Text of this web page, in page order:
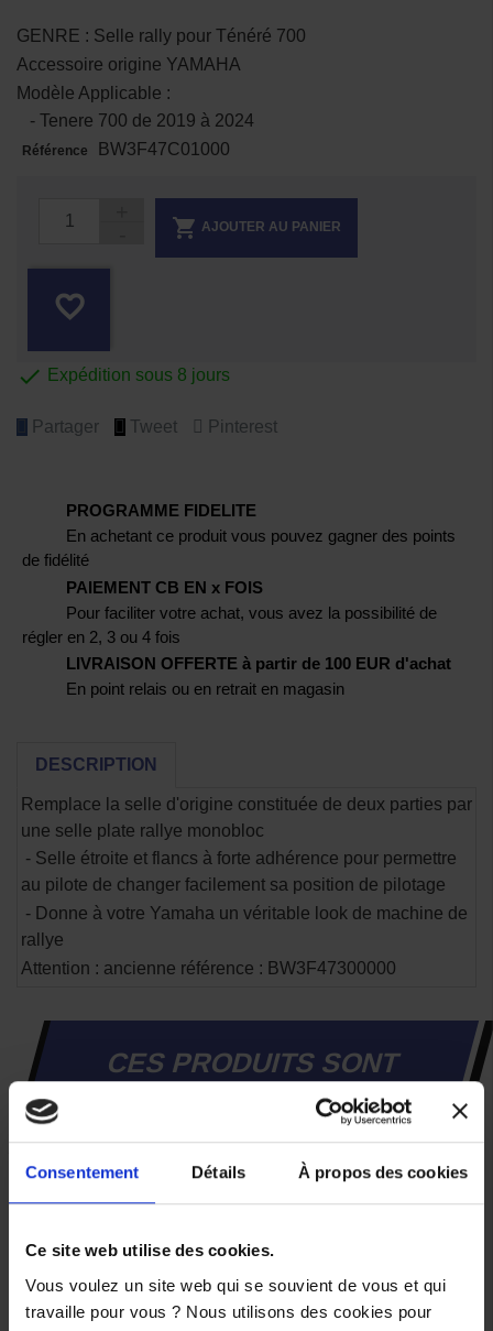
Consentement Détails À propos des cookies
Ce site web utilise des cookies.
Vous voulez un site web qui se souvient de vous et qui
travaille pour vous ? Nous utilisons des cookies pour
GENRE : Selle rally pour Ténéré 700
Accessoire origine YAMAHA
Modèle Applicable :
- Tenere 700 de 2019 à 2024
Référence BW3F47C01000
 AJOUTER AU PANIER
favorite_border
 Expédition sous 8 jours
Partager Tweet Pinterest
PROGRAMME FIDELITE
En achetant ce produit vous pouvez gagner des points
de fidélité
PAIEMENT CB EN x FOIS
Pour faciliter votre achat, vous avez la possibilité de
régler en 2, 3 ou 4 fois
LIVRAISON OFFERTE à partir de 100 EUR d'achat
En point relais ou en retrait en magasin
DESCRIPTION
Remplace la selle d'origine constituée de deux parties par
une selle plate rallye monobloc
- Selle étroite et flancs à forte adhérence pour permettre
au pilote de changer facilement sa position de pilotage
- Donne à votre Yamaha un véritable look de machine de
rallye
Attention : ancienne référence : BW3F47300000
CES PRODUITS SONT
SUSCEPTIBLES DE VOUS
INTÉRESSER